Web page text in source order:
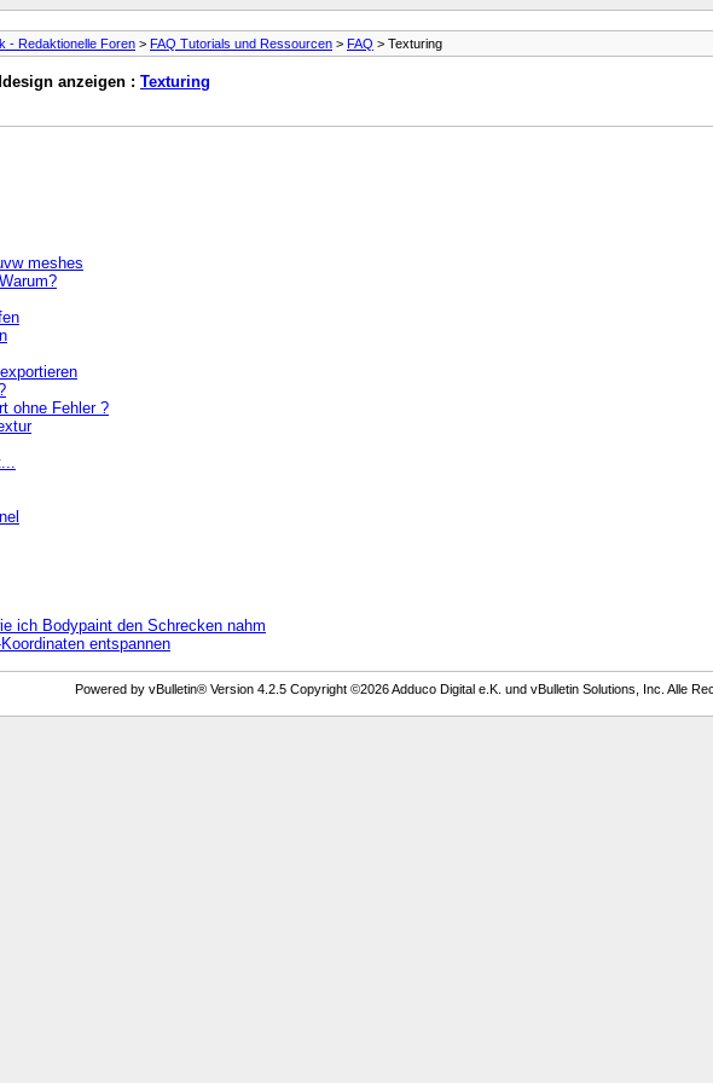
- Redaktionelle Foren > FAQ Tutorials und Ressourcen > FAQ > Texturing
anzeigen : Texturing
meshes
ohne Fehler ?
ich Bodypaint den Schrecken nahm
entspannen
Powered by vBulletin® Version 4.2.5 Copyright ©2026 Adduco Digital e.K. und vBulletin Solutions, Inc. Alle